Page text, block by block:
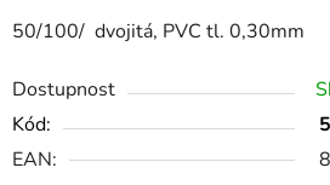
50/100/ dvojitá, PVC tl. 0,30mm
Dostupnost
Kód:
EAN: